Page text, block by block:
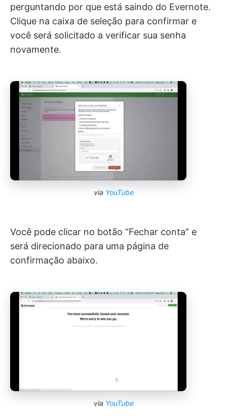
perguntando por que está saindo do Evernote.
Clique na caixa de seleção para confirmar e
você será solicitado a verificar sua senha
novamente.
via YouTube
Você pode clicar no botão “Fechar conta” e
será direcionado para uma página de
confirmação abaixo.
via YouTube